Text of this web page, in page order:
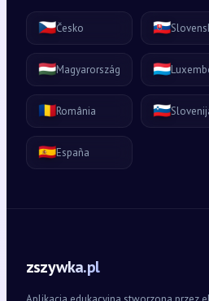
🇨🇿Česko 🇸🇰
🇭🇺Magyarország 🇱🇺
🇷🇴România 🇸🇮
🇪🇸España
zszywka.pl